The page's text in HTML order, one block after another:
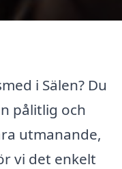
i Sälen? Du
pålitlig och
utmanande,
vi det enkelt